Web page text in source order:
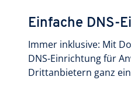
Einfache DNS-
Immer inklusive: Mit
DNS-Einrichtung für
Drittanbietern ganz